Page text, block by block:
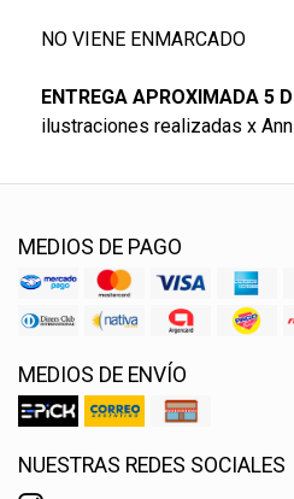
NO VIENE ENMARCADO
ENTREGA APROXIMADA 5
ilustraciones realizadas x
MEDIOS DE PAGO
MEDIOS DE ENVÍO
NUESTRAS REDES SOCIALES